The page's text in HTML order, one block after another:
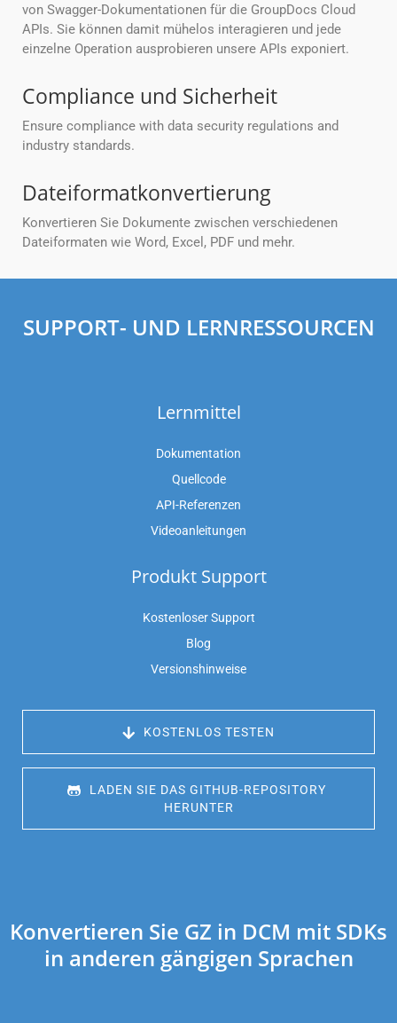
von Swagger-Dokumentationen für die GroupDocs Cloud
APIs. Sie können damit mühelos interagieren und jede
einzelne Operation ausprobieren unsere APIs exponiert.
Compliance und Sicherheit
Ensure compliance with data security regulations and
industry standards.
Dateiformatkonvertierung
Konvertieren Sie Dokumente zwischen verschiedenen
Dateiformaten wie Word, Excel, PDF und mehr.
SUPPORT- UND LERNRESSOURCEN
Lernmittel
Dokumentation
Quellcode
API-Referenzen
Videoanleitungen
Produkt Support
Kostenloser Support
Blog
Versionshinweise
KOSTENLOS TESTEN
LADEN SIE DAS GITHUB-REPOSITORY
HERUNTER
Konvertieren Sie GZ in DCM mit SDKs
in anderen gängigen Sprachen